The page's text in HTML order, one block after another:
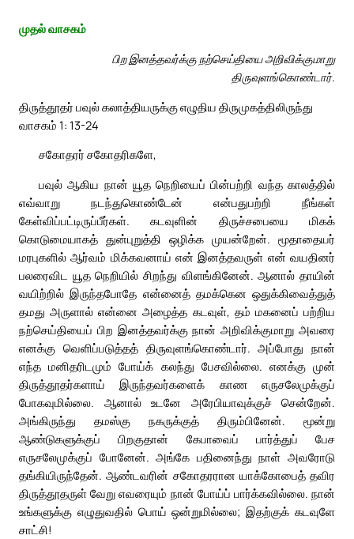
முதல் வாசகம்
பிற இனத்தவர்க்கு நற்செய்தியை அறிவிக்குமாறு
திருவுளங்கொண்டார்.
திருத்தூதர் பவுல் கலாத்தியருக்கு எழுதிய திருமுகத்திலிருந்து
வாசகம் 1: 13-24
சகோதரர் சகோதரிகளே,
பவுல் ஆகிய நான் யூத நெறியைப் பின்பற்றி வந்த காலத்தில்
எவ்வாறு நடந்துகொண்டேன் என்பதுபற்றி நீங்கள்
கேள்விப்பட்டிருப்பீர்கள். கடவுளின் திருச்சபையை மிகக்
கொடுமையாகத் துன்புறுத்தி ஒழிக்க முயன்றேன். மூதாதையர்
மரபுகளில் ஆர்வம் மிக்கவனாய் என் இனத்தவருள் என் வயதினர்
பலரைவிட யூத நெறியில் சிறந்து விளங்கினேன். ஆனால் தாயின்
வயிற்றில் இருந்தபோதே என்னைத் தமக்கென ஒதுக்கிவைத்துத்
தமது அருளால் என்னை அழைத்த கடவுள், தம் மகனைப் பற்றிய
நற்செய்தியைப் பிற இனத்தவர்க்கு நான் அறிவிக்குமாறு அவரை
எனக்கு வெளிப்படுத்தத் திருவுளங்கொண்டார். அப்போது நான்
எந்த மனிதரிடமும் போய்க் கலந்து பேசவில்லை. எனக்கு முன்
திருத்தூதர்களாய் இருந்தவர்களைக் காண எருசலேமுக்குப்
போகவுமில்லை. ஆனால் உடனே அரேபியாவுக்குச் சென்றேன்.
அங்கிருந்து தமஸ்கு நகருக்குத் திரும்பினேன். மூன்று
ஆண்டுகளுக்குப் பிறகுதான் கேபாவைப் பார்த்துப் பேச
எருசலேமுக்குப் போனேன். அங்கே பதினைந்து நாள் அவரோடு
தங்கியிருந்தேன். ஆண்டவரின் சகோதரரான யாக்கோபைத் தவிர
திருத்தூதருள் வேறு எவரையும் நான் போய்ப் பார்க்கவில்லை. நான்
உங்களுக்கு எழுதுவதில் பொய் ஒன்றுமில்லை; இதற்குக் கடவுளே
சாட்சி!